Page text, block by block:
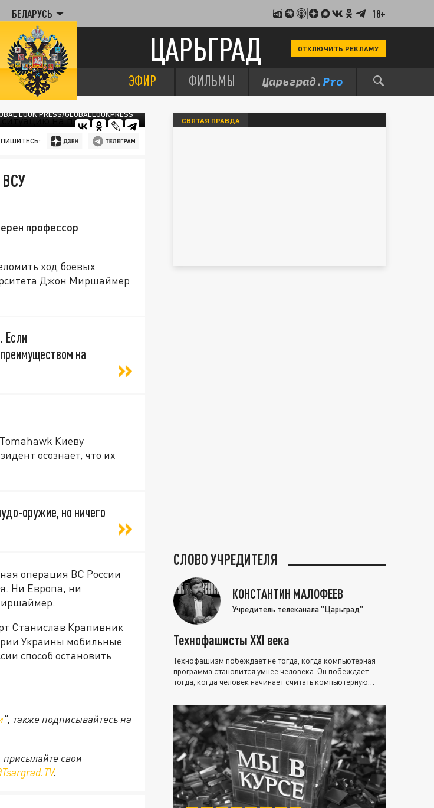
БЕЛАРУСЬ 18+
ЦАРЬГРАД ОТКЛЮЧИТЬ РЕКЛАМУ
ЭФИР ФИЛЬМЫ
LOOK PRESS/GLOBALLOOKPRESS
профессор
ход боевых
Джон Миршаймер
Если
на
Киеву
осознает, что их
оружие, но ничего
операция ВС России
Ни Европа, ни
Станислав Крапивник
Украины мобильные
способ остановить
", также подписывайтесь на
присылайте свои
.
СВЯТАЯ ПРАВДА
СЛОВО УЧРЕДИТЕЛЯ
КОНСТАНТИН МАЛОФЕЕВ
Учредитель телеканала "Царьград"
Технофашисты XXI века
Технофашизм побеждает не тогда, когда компьютерная
программа становится умнее человека. Он побеждает
тогда, когда человек начинает считать компьютерную